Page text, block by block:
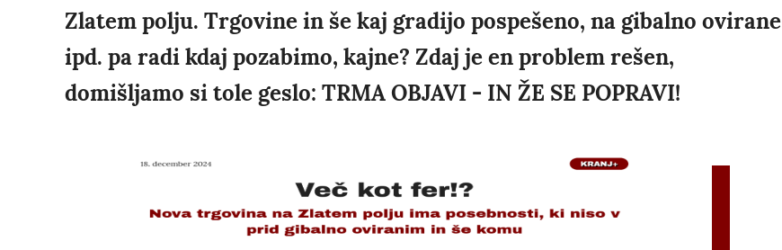
Zlatem polju. Trgovine in še kaj gradijo pospešeno, na gibalno ovirane
ipd. pa radi kdaj pozabimo, kajne? Zdaj je en problem rešen,
domišljamo si tole geslo: TRMA OBJAVI - IN ŽE SE POPRAVI!